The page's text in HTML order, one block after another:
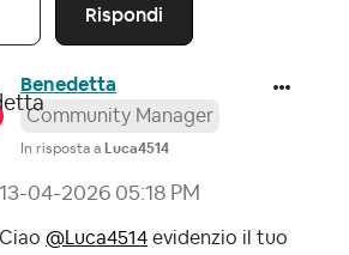
Rispondi
Benedetta
Community Manager
In risposta a Luca4514
‎13-04-2026 05:18 PM
Ciao @Luca4514 evidenzio il tuo